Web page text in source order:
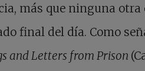
más que ninguna otra
final del día. Como
and Letters from Prison